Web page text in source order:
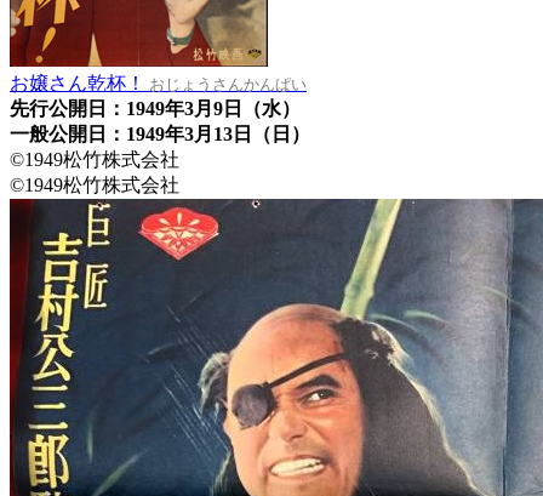
お嬢さん乾杯！ おじょうさんかんぱい
先行公開日：1949年3月9日（水）
一般公開日：1949年3月13日（日）
©1949松竹株式会社
©1949松竹株式会社